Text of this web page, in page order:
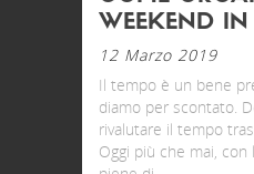
WEEKEND
12 Marzo 2019
Il tempo è un bene
diamo per scontato.
rivalutare il tempo
Oggi più che mai,